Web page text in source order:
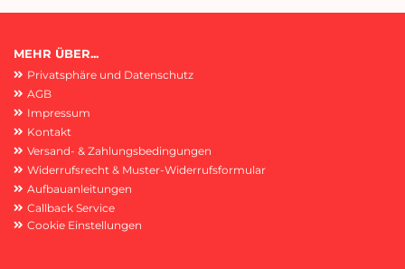
MEHR ÜBER...
Privatsphäre und Datenschutz
AGB
Impressum
Kontakt
Versand- & Zahlungsbedingungen
Widerrufsrecht & Muster-Widerrufsformular
Aufbauanleitungen
Callback Service
Cookie Einstellungen